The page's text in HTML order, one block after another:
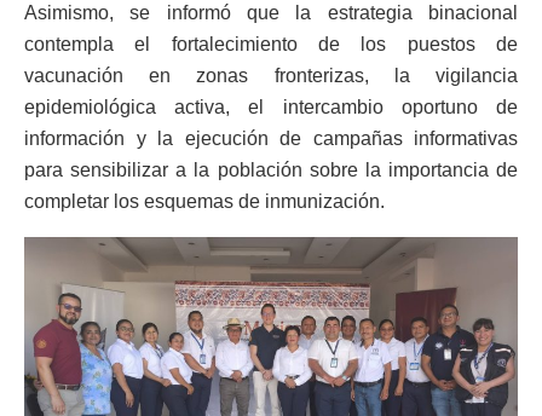
Asimismo, se informó que la estrategia binacional
contempla el fortalecimiento de los puestos de
vacunación en zonas fronterizas, la vigilancia
epidemiológica activa, el intercambio oportuno de
información y la ejecución de campañas informativas
para sensibilizar a la población sobre la importancia de
completar los esquemas de inmunización.